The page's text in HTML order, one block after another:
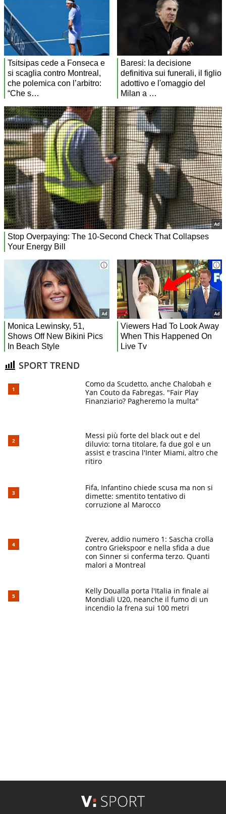
SPORT TREND
Como da Scudetto, anche Chalobah e
Yan Couto da Fabregas. "Fair Play
Finanziario? Pagheremo la multa"
Messi più forte del black out e del
diluvio: torna titolare, fa due gol e un
assist e trascina l'Inter Miami, altro che
ritiro
Fifa, Infantino chiede scusa ma non si
dimette: smentito tentativo di
corruzione al Marocco
Zverev, addio numero 1: Sascha crolla
contro Griekspoor e nella sfida a due
con Sinner si conferma terzo. Quanti
malori a Montreal
Kelly Doualla porta l'Italia in finale ai
Mondiali U20, neanche il fumo di un
incendio la frena sui 100 metri